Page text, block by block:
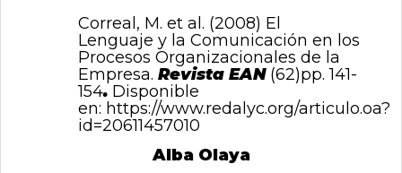
Correal, M. et al. (2008) El
Lenguaje y la Comunicación en los
Procesos Organizacionales de la
Empresa. Revista EAN (62)pp. 141-
154. Disponible
en: https://www.redalyc.org/articulo.oa?
id=20611457010
Alba Olaya